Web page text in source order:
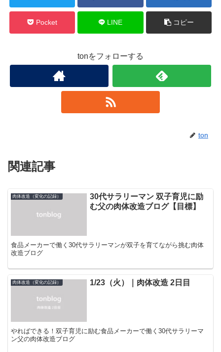
Pocket LINE コピー
tonをフォローする
ton
関連記事
肉体改造（変化の記録）
30代サラリーマン 双子育児に励
む父の肉体改造ブログ【目標】
食品メーカーで働く30代サラリーマンが双子を育てながら挑む肉体
改造ブログ
肉体改造（変化の記録） 1/23（火）｜肉体改造 2日目
やればできる！双子育児に励む食品メーカーで働く30代サラリーマ
ン父の肉体改造ブログ